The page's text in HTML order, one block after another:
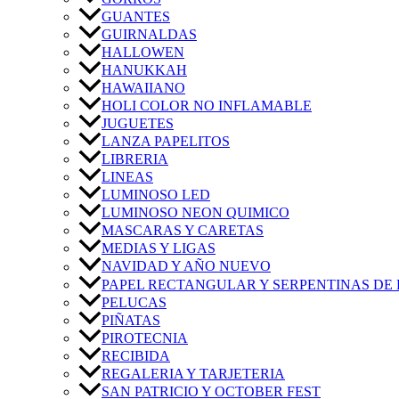
GUANTES
GUIRNALDAS
HALLOWEN
HANUKKAH
HAWAIIANO
HOLI COLOR NO INFLAMABLE
JUGUETES
LANZA PAPELITOS
LIBRERIA
LINEAS
LUMINOSO LED
LUMINOSO NEON QUIMICO
MASCARAS Y CARETAS
MEDIAS Y LIGAS
NAVIDAD Y AÑO NUEVO
PAPEL RECTANGULAR Y SERPENTINAS DE
PELUCAS
PIÑATAS
PIROTECNIA
RECIBIDA
REGALERIA Y TARJETERIA
SAN PATRICIO Y OCTOBER FEST